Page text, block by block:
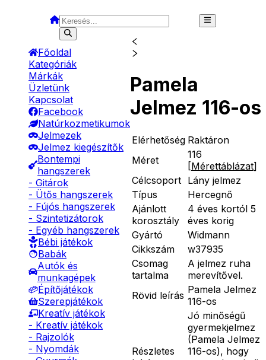
Főoldal
Kategóriák
Márkák
Üzletünk
Kapcsolat
Facebook
Natúrkozmetikumok
Jelmezek
Jelmez kiegészítők
Bontempi
hangszerek
- Gitárok
- Ütős hangszerek
- Fújós hangszerek
- Szintetizátorok
- Egyéb hangszerek
Bébi játékok
Babák
Autók és
munkagépek
Építőjátékok
Szerepjátékok
Kreatív játékok
- Kreatív játékok
- Rajzolók
- Nyomdák
Pamela
Jelmez 116-os
Elérhetőség Raktáron
Méret
116
[Mérettáblázat]
Célcsoport Lány jelmez
Típus
Hercegnő
Ajánlott
korosztály
4 éves kortól 5
éves korig
Gyártó
Widmann
Cikkszám
w37935
Csomag
tartalma
A jelmez ruha
merevítővel.
Rövid leírás Pamela Jelmez
116-os
Részletes
Jó minőségű
gyermekjelmez
(Pamela Jelmez
116-os), hogy